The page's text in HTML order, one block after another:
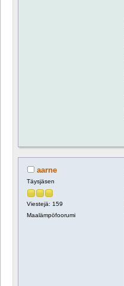
aarne
Täysjäsen
Viestejä: 159
Maalämpöfoorumi